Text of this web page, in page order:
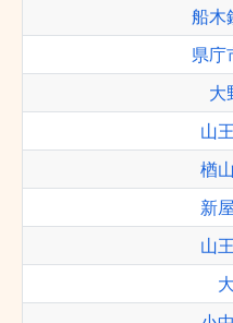
船木
県庁
大
山
楢
新
山